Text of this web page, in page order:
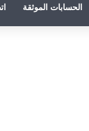
الحسابات الموثقة